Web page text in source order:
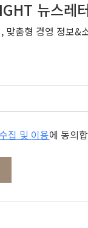
뉴스레
맞춤형 경영 정보&
개인정보 수집 및 이용에 동의